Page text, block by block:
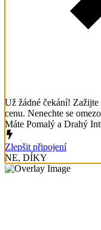
Už žádné čekání!
cenu. Nenechte se
Máte Pomalý a Drahý
Zlepšit připojení
NE, DÍKY